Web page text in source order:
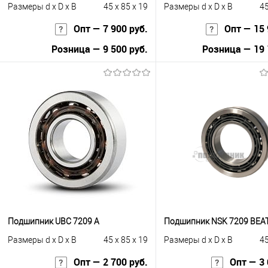
Размеры d x D x B
45 x 85 x 19
Опт — 7 900 руб.
Розница — 9 500 руб.
Купить в 1 клик
К сравнению
В избранное
В наличии
Размеры d x D x B
Опт — 15
Розница — 19
Купить в 1 клик
К
В избранное
В
Подшипник UBC 7209 A
Размеры d x D x B
45 x 85 x 19
Опт — 2 700 руб.
Подшипник NSK 7209
Размеры d x D x B
Опт — 3